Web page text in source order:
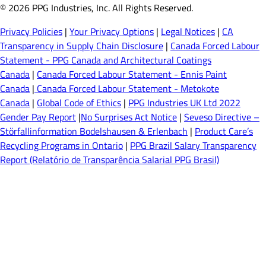
© 2026 PPG Industries, Inc. All Rights Reserved.
Privacy Policies | Your Privacy Options | Legal Notices | CA
Transparency in Supply Chain Disclosure | Canada Forced Labour
Statement - PPG Canada and Architectural Coatings
Canada | Canada Forced Labour Statement - Ennis Paint
Canada | Canada Forced Labour Statement - Metokote
Canada | Global Code of Ethics | PPG Industries UK Ltd 2022
Gender Pay Report |No Surprises Act Notice | Seveso Directive –
Störfallinformation Bodelshausen & Erlenbach | Product Care’s
Recycling Programs in Ontario | PPG Brazil Salary Transparency
Report (Relatório de Transparência Salarial PPG Brasil)